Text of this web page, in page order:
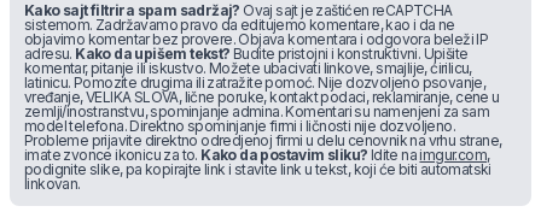
Kako sajt filtrira spam sadržaj? Ovaj sajt je zaštićen reCAPTCHA
sistemom. Zadržavamo pravo da editujemo komentare, kao i da ne
objavimo komentar bez provere. Objava komentara i odgovora beleži IP
adresu. Kako da upišem tekst? Budite pristojni i konstruktivni. Upišite
komentar, pitanje ili iskustvo. Možete ubacivati linkove, smajlije, ćirilicu,
latinicu. Pomozite drugima ili zatražite pomoć. Nije dozvoljeno psovanje,
vređanje, VELIKA SLOVA, lične poruke, kontakt podaci, reklamiranje, cene u
zemlji/inostranstvu, spominjanje admina. Komentari su namenjeni za sam
model telefona. Direktno spominjanje firmi i ličnosti nije dozvoljeno.
Probleme prijavite direktno odredjenoj firmi u delu cenovnik na vrhu strane,
imate zvonce ikonicu za to. Kako da postavim sliku? Idite na imgur.com,
podignite slike, pa kopirajte link i stavite link u tekst, koji će biti automatski
linkovan.